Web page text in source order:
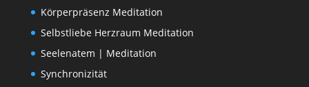
Körperpräsenz Meditation
Selbstliebe Herzraum Meditation
Seelenatem | Meditation
Synchronizität